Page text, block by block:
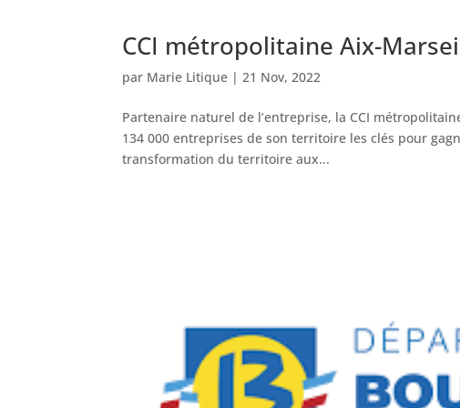
CCI métropolitaine Aix-
par Marie Litique | 21 Nov, 2022
Partenaire naturel de l’entreprise, la CCI
134 000 entreprises de son territoire les clés pour
transformation du territoire aux...